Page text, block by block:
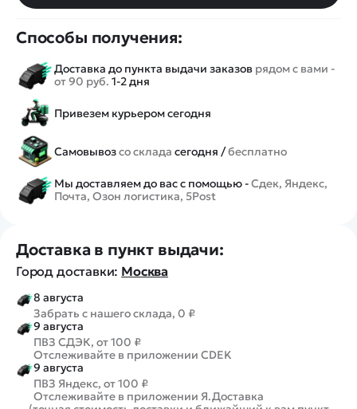
Способы получения:
Доставка до пункта выдачи заказов рядом с вами -
от 90 руб. 1-2 дня
Привезем курьером сегодня
Самовывозсо склада сегодня /бесплатно
Мы доставляем до вас с помощью -Сдек, Яндекс,
Почта, Озон логистика, 5Post
Доставка в пункт выдачи:
Город доставки: Москва
8 августа
Забрать с нашего склада, 0 ₽
9 августа
ПВЗ СДЭК, от 100 ₽
Отслеживайте в приложении CDEK
9 августа
ПВЗ Яндекс, от 100 ₽
Отслеживайте в приложении Я.Доставка